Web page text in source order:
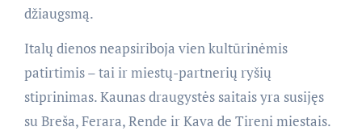
džiaugsmą.
Italų dienos neapsiriboja vien kultūrinėmis
patirtimis – tai ir miestų-partnerių ryšių
stiprinimas. Kaunas draugystės saitais yra susijęs
su Breša, Ferara, Rende ir Kava de Tireni miestais.